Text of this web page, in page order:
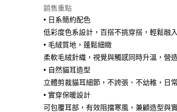
玉山商業銀行
台新國際商業銀行
元大商業銀行
玉山商業銀行
台新國際商業銀行
中國信
台灣樂天信用卡公司
聯邦商業銀行
元大商業銀行
玉山商業銀行
星展（
台新國際商業銀行
台灣樂天信用卡公司
台中商業銀行
華泰商業銀行
遠東國際商業銀行
元大商
星展（台灣）商業銀行
中國信託商業銀行
台灣
台新國際商業銀行
街口支付
悠遊付
Google Pay
全盈+PAY
大哥付你分期
相關說明
銷售重點
• 日系簡約配色
低彩度色系設計，百搭不挑穿搭，輕鬆融
• 毛絨質地，蓬鬆細緻
柔軟毛絨針織，視覺與觸感同時升溫，營
• 自然貓耳造型
立體剪裁貓耳細節，不誇張、不幼稚，日
• 實穿保暖設計
可包覆耳部，有效阻擋寒風，兼顧造型與